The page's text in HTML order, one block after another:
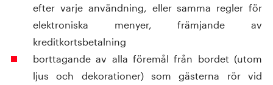
efter varje användning, eller samma regler för
elektroniska menyer, främjande av
kreditkortsbetalning
borttagande av alla föremål från bordet (utom
ljus och dekorationer) som gästerna rör vid